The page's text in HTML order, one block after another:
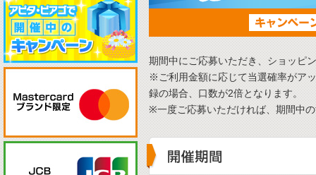
期間中にご応募いただき、ショッピ
※ご利用金額に応じて当選確率がア
録の場合、口数が2倍となります。
※一度ご応募いただければ、期間中